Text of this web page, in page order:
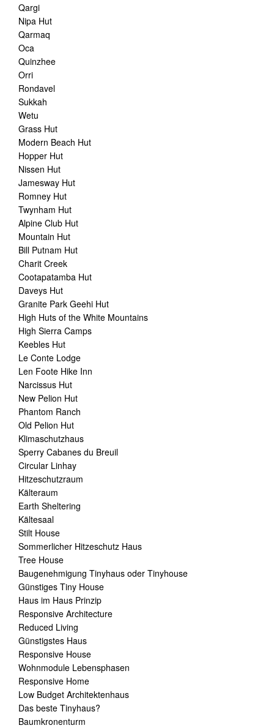
Qargi
Nipa Hut
Qarmaq
Oca
Quinzhee
Orri
Rondavel
Sukkah
Wetu
Grass Hut
Modern Beach Hut
Hopper Hut
Nissen Hut
Jamesway Hut
Romney Hut
Twynham Hut
Alpine Club Hut
Mountain Hut
Bill Putnam Hut
Charit Creek
Cootapatamba Hut
Daveys Hut
Granite Park Geehi Hut
High Huts of the White Mountains
High Sierra Camps
Keebles Hut
Le Conte Lodge
Len Foote Hike Inn
Narcissus Hut
New Pelion Hut
Phantom Ranch
Old Pelion Hut
Klimaschutzhaus
Sperry Cabanes du Breuil
Circular Linhay
Hitzeschutzraum
Kälteraum
Earth Sheltering
Kältesaal
Stilt House
Sommerlicher Hitzeschutz Haus
Tree House
Baugenehmigung Tinyhaus oder Tinyhouse
Günstiges Tiny House
Haus im Haus Prinzip
Responsive Architecture
Reduced Living
Günstigstes Haus
Responsive House
Wohnmodule Lebensphasen
Responsive Home
Low Budget Architektenhaus
Das beste Tinyhaus?
Baumkronenturm